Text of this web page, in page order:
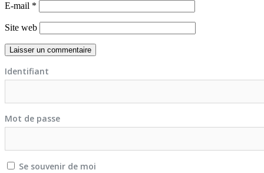
E-mail *
Site web
Identifiant
Mot de passe
Se souvenir de moi